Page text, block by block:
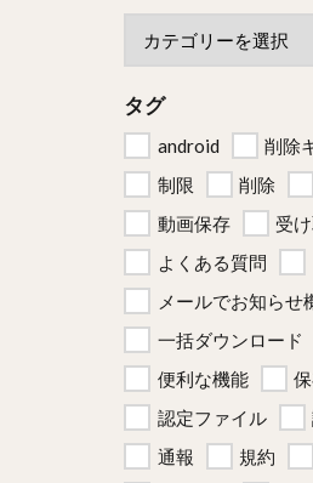
タグ
android 削除
制限
削除
動画保存
受
よくある質問
メールでお知らせ
一括ダウンロード
便利な機能
認定ファイル
通報
規約